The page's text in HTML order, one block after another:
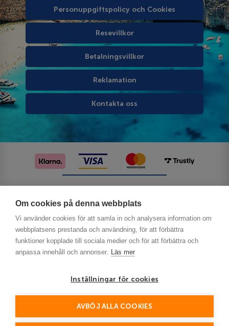
Om cookies på denna webbplats
Vi använder cookies för att samla in och analysera information om
webbplatsens prestanda och användning, för att förbättra
funktioner kopplade till sociala medier och för att förbättra och
anpassa innehåll och annonser. Läs mer
Inställningar för cookies
AVBÖJ ALLA COOKIES
Personuppgiftspolicy och Cookies
Resevillkor
Betalningsvillkor
Reklamation
Kontakta oss
This site is protected by reCAPTCHA and the Google
Policy and Terms of Service apply.